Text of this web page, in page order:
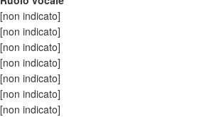
[non indicato]
[non indicato]
[non indicato]
[non indicato]
[non indicato]
[non indicato]
[non indicato]